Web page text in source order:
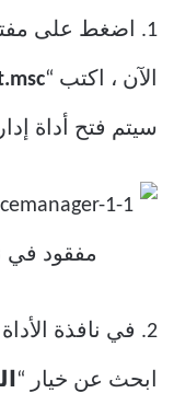
1. اضغط على مفتاح
الآن ، اكتب “
سيتم فتح أداة
2. في نافذة الأداة المساعدة
ابحث عن خيار “